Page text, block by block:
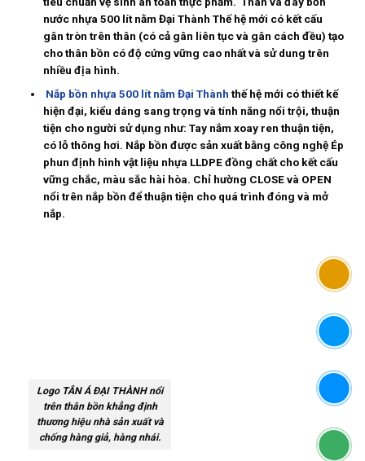
nước nhựa 500 lít nằm Đại Thành Thế hệ mới có kết cấu
gân tròn trên thân (có cả gân liên tục và gân cách đều) tạo
cho thân bồn có độ cứng vững cao nhất và sử dung trên
nhiều địa hình.
Nắp bồn nhựa 500 lít nằm Đại Thành thế hệ mới có thiết kế
hiện đại, kiểu dáng sang trọng và tính năng nổi trội, thuận
tiện cho người sử dụng như: Tay nắm xoay ren thuận tiện,
có lỗ thông hơi. Nắp bồn được sản xuất bằng công nghệ Ép
phun định hình vật liệu nhựa LLDPE đồng chất cho kết cấu
vững chắc, màu sắc hài hòa. Chỉ hường CLOSE và OPEN
nổi trên nắp bồn để thuận tiện cho quá trình đóng và mở
nắp.
Logo TÂN Á ĐẠI THÀNH nổi
trên thân bồn khẳng định
thương hiệu nhà sản xuất và
chống hàng giả, hàng nhái.